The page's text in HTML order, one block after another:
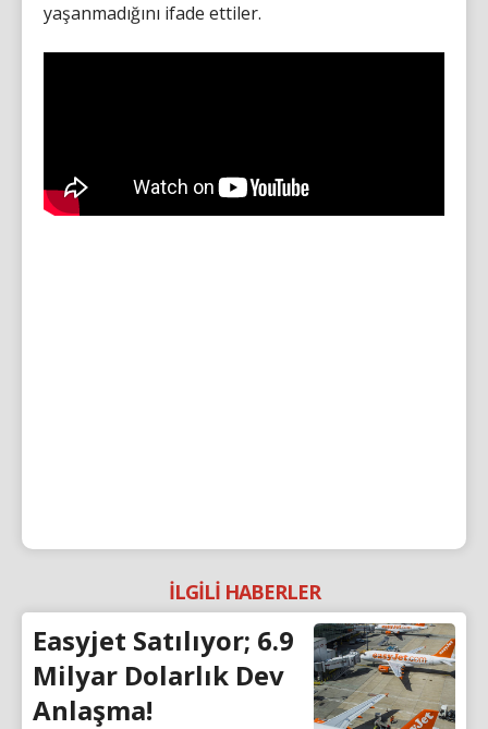
yaşanmadığını ifade ettiler.
İLGİLİ HABERLER
Easyjet Satılıyor; 6.9
Milyar Dolarlık Dev
Anlaşma!